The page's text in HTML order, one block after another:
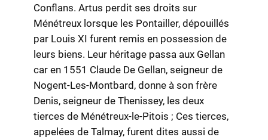
Conflans. Artus perdit ses droits sur
Ménétreux lorsque les Pontailler, dépouillés
par Louis XI furent remis en possession de
leurs biens. Leur héritage passa aux Gellan
car en 1551 Claude De Gellan, seigneur de
Nogent-Les-Montbard, donne à son frère
Denis, seigneur de Thenissey, les deux
tierces de Ménétreux-le-Pitois ; Ces tierces,
appelées de Talmay, furent dites aussi de